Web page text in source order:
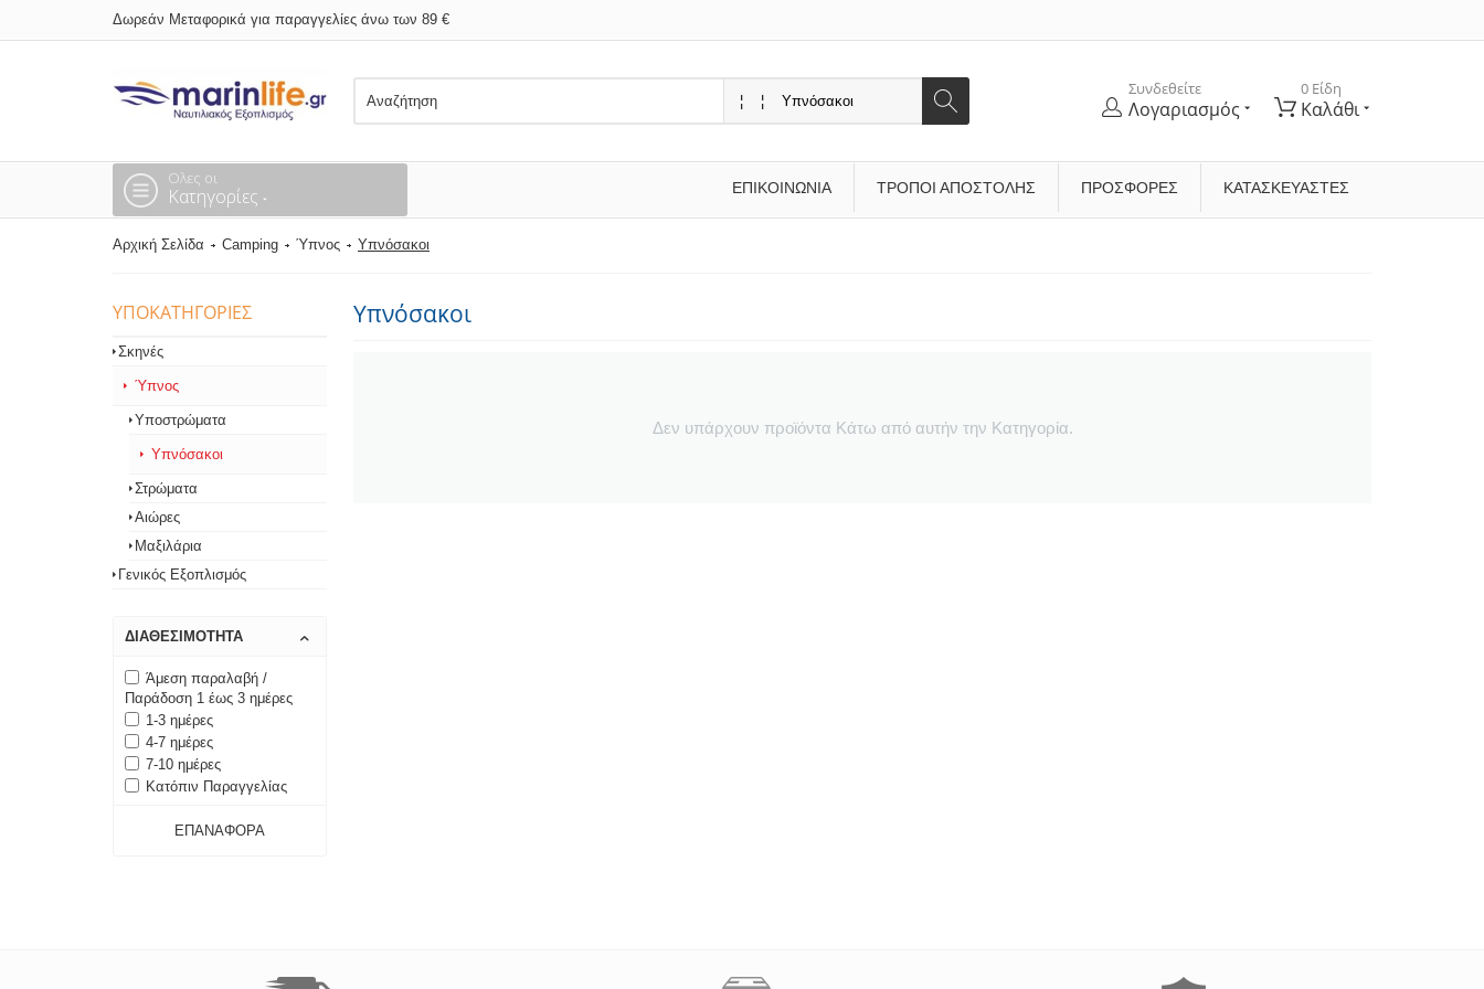
Δωρεάν Μεταφορικά για παραγγελίες άνω των 89 €
Συνδεθείτε
Λογαριασμός
0 Είδη
Καλάθι
Ολες οι
Κατηγορίες ΕΠΙΚΟΙΝΩΝΊΑ ΤΡΌΠΟΙ ΑΠΟΣΤΟΛΉΣ ΠΡΟΣΦΟΡΕΣ ΚΑΤΑΣΚΕΥΑΣΤΈΣ
Αρχική Σελίδα Camping Ύπνος Υπνόσακοι
ΥΠΟΚΑΤΗΓΟΡΊΕΣ
Σκηνές
Ύπνος
Υποστρώματα
Υπνόσακοι
Στρώματα
Αιώρες
Μαξιλάρια
Γενικός Εξοπλισμός
ΔΙΑΘΕΣΙΜΌΤΗΤΑ
Άμεση παραλαβή /
Παράδοση 1 έως 3 ημέρες
1-3 ημέρες
4-7 ημέρες
7-10 ημέρες
Κατόπιν Παραγγελίας
ΕΠΑΝΑΦΟΡΆ
Υπνόσακοι
Δεν υπάρχουν προϊόντα Κάτω από αυτήν την Κατηγορία.